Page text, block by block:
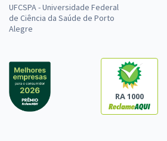
UFCSPA - Universidade Federal
de Ciência da Saúde de Porto
Alegre
RA 1000